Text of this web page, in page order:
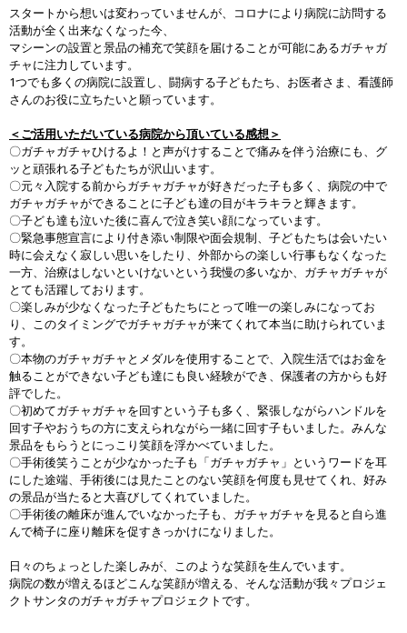
スタートから想いは変わっていませんが、コロナにより病院に訪問する
活動が全く出来なくなった今、
マシーンの設置と景品の補充で笑顔を届けることが可能にあるガチャガ
チャに注力しています。
1つでも多くの病院に設置し、闘病する子どもたち、お医者さま、看護師
さんのお役に立ちたいと願っています。
＜ご活用いただいている病院から頂いている感想＞
〇ガチャガチャひけるよ！と声がけすることで痛みを伴う治療にも、グ
ッと頑張れる子どもたちが沢山います。
〇元々入院する前からガチャガチャが好きだった子も多く、病院の中で
ガチャガチャができることに子ども達の目がキラキラと輝きます。
〇子ども達も泣いた後に喜んで泣き笑い顔になっています。
〇緊急事態宣言により付き添い制限や面会規制、子どもたちは会いたい
時に会えなく寂しい思いをしたり、外部からの楽しい行事もなくなった
一方、治療はしないといけないという我慢の多いなか、ガチャガチャが
とても活躍しております。
〇楽しみが少なくなった子どもたちにとって唯一の楽しみになってお
り、このタイミングでガチャガチャが来てくれて本当に助けられていま
す。
〇本物のガチャガチャとメダルを使用することで、入院生活ではお金を
触ることができない子ども達にも良い経験ができ、保護者の方からも好
評でした。
〇初めてガチャガチャを回すという子も多く、緊張しながらハンドルを
回す子やおうちの方に支えられながら一緒に回す子もいました。みんな
景品をもらうとにっこり笑顔を浮かべていました。
〇手術後笑うことが少なかった子も「ガチャガチャ」というワードを耳
にした途端、手術後には見たことのない笑顔を何度も見せてくれ、好み
の景品が当たると大喜びしてくれていました。
〇手術後の離床が進んでいなかった子も、ガチャガチャを見ると自ら進
んで椅子に座り離床を促すきっかけになりました。
日々のちょっとした楽しみが、このような笑顔を生んでいます。
病院の数が増えるほどこんな笑顔が増える、そんな活動が我々プロジェ
クトサンタのガチャガチャプロジェクトです。